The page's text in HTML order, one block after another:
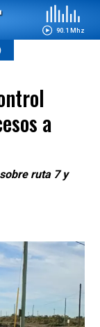
90.1 Mhz
a
ruta 7 y